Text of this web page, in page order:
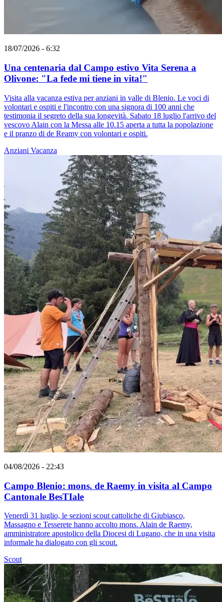
18/07/2026 - 6:32
Una centenaria dal Campo estivo Vita Serena a
Olivone: "La fede mi tiene in vita!"
Visita alla vacanza estiva per anziani in valle di Blenio. Le voci di
volontari e ospiti e l'incontro con una signora di 100 anni che
testimonia il segreto della sua longevità. Sabato 18 luglio l'arrivo del
vescovo Alain con la Messa alle 10.15 aperta a tutta la popolazione
e il pranzo di de Reamy con volontari e ospiti.
Anziani Vacanza
04/08/2026 - 22:43
Campo Blenio: mons. de Raemy in visita al Campo
Cantonale BesTIale
Venerdì 31 luglio, le sezioni scout cattoliche di Giubiasco,
Massagno e Tesserete hanno accolto mons. Alain de Raemy,
amministratore apostolico della Diocesi di Lugano, che in una visita
informale ha dialogato con gli scout.
Scout